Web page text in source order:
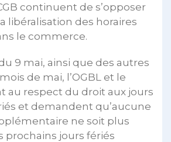
continuent de s’opposer
libéralisation des horaires
le commerce.
9 mai, ainsi que des autres
de mai, l’OGBL et le
au respect du droit aux jours
et demandent qu’aucune
ne soit plus
prochains jours fériés